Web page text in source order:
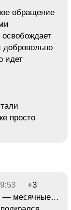
обращение
добровольно
идет
просто
+3
— месячные…